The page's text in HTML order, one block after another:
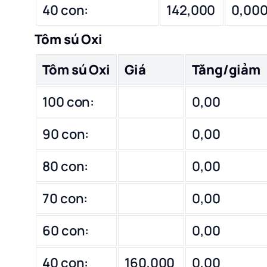
40 con: 142,000
Tôm sú Oxi
Tôm sú Oxi
Giá
Tăng/giảm
100 con:
0,00
90 con:
0,00
80 con:
0,00
70 con:
0,00
60 con:
0,00
40 con:
160,000 0,00